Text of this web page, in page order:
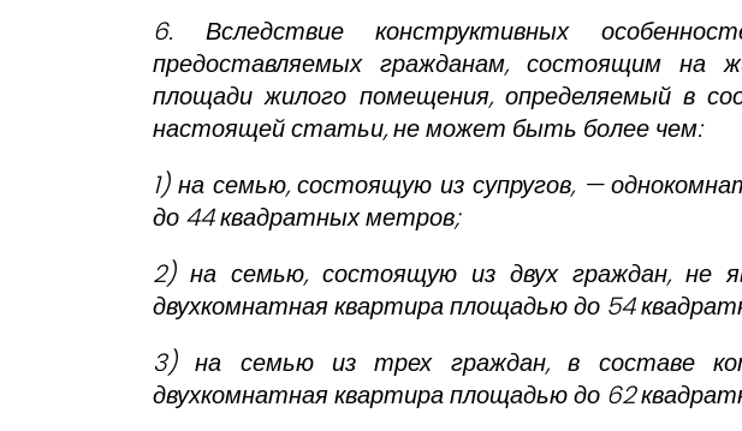
6. Вследствие конструктивных
предоставляемых гражданам, состоящим на
площади жилого помещения, определяемый в
настоящей статьи, не может быть более чем:
1) на семью, состоящую из супругов, —
до 44 квадратных метров;
2) на семью, состоящую из двух граждан, не
двухкомнатная квартира площадью до 54
3) на семью из трех граждан, в составе
двухкомнатная квартира площадью до 62